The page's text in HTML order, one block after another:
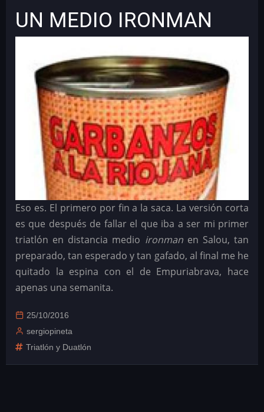
UN MEDIO IRONMAN
Eso es. El primero por fin a la saca. La versión corta
es que después de fallar el que iba a ser mi primer
triatlón en distancia medio ironmanen Salou, tan
preparado, tan esperado y tan gafado, al final me he
quitado la espina con el de Empuriabrava, hace
apenas una semanita.
25/10/2016
sergiopineta
Triatlón y Duatlón